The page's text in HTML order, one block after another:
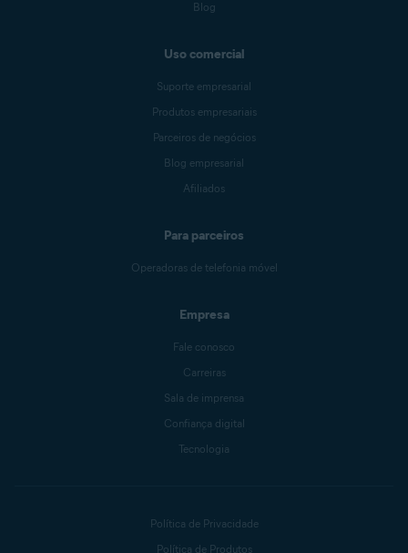
Blog
Uso comercial
Suporte empresarial
Produtos empresariais
Parceiros de negócios
Blog empresarial
Afiliados
Para parceiros
Operadoras de telefonia móvel
Empresa
Fale conosco
Carreiras
Sala de imprensa
Confiança digital
Tecnologia
Política de Privacidade
Política de Produtos